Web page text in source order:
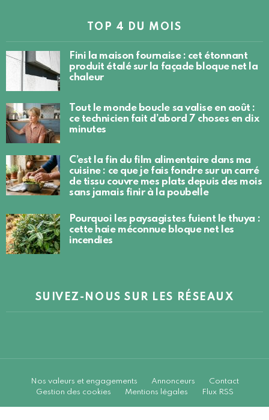
TOP 4 DU MOIS
Fini la maison fournaise : cet étonnant
produit étalé sur la façade bloque net la
chaleur
Tout le monde boucle sa valise en août :
ce technicien fait d’abord 7 choses en dix
minutes
C’est la fin du film alimentaire dans ma
cuisine : ce que je fais fondre sur un carré
de tissu couvre mes plats depuis des mois
sans jamais finir à la poubelle
Pourquoi les paysagistes fuient le thuya :
cette haie méconnue bloque net les
incendies
SUIVEZ-NOUS SUR LES RÉSEAUX
Nos valeurs et engagements Annonceurs
Contact
Gestion des cookies
Mentions légales Flux RSS